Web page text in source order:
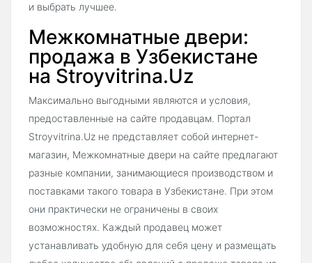
и выбрать лучшее.
Межкомнатные двери:
продажа в Узбекистане
на Stroyvitrina.Uz
Максимально выгодными являются и условия,
предоставленные на сайте продавцам. Портал
Stroyvitrina.Uz не представляет собой интернет-
магазин, Межкомнатные двери на сайте предлагают
разные компании, занимающиеся производством и
поставками такого товара в Узбекистане. При этом
они практически не ограничены в своих
возможностях. Каждый продавец может
устанавливать удобную для себя цену и размещать